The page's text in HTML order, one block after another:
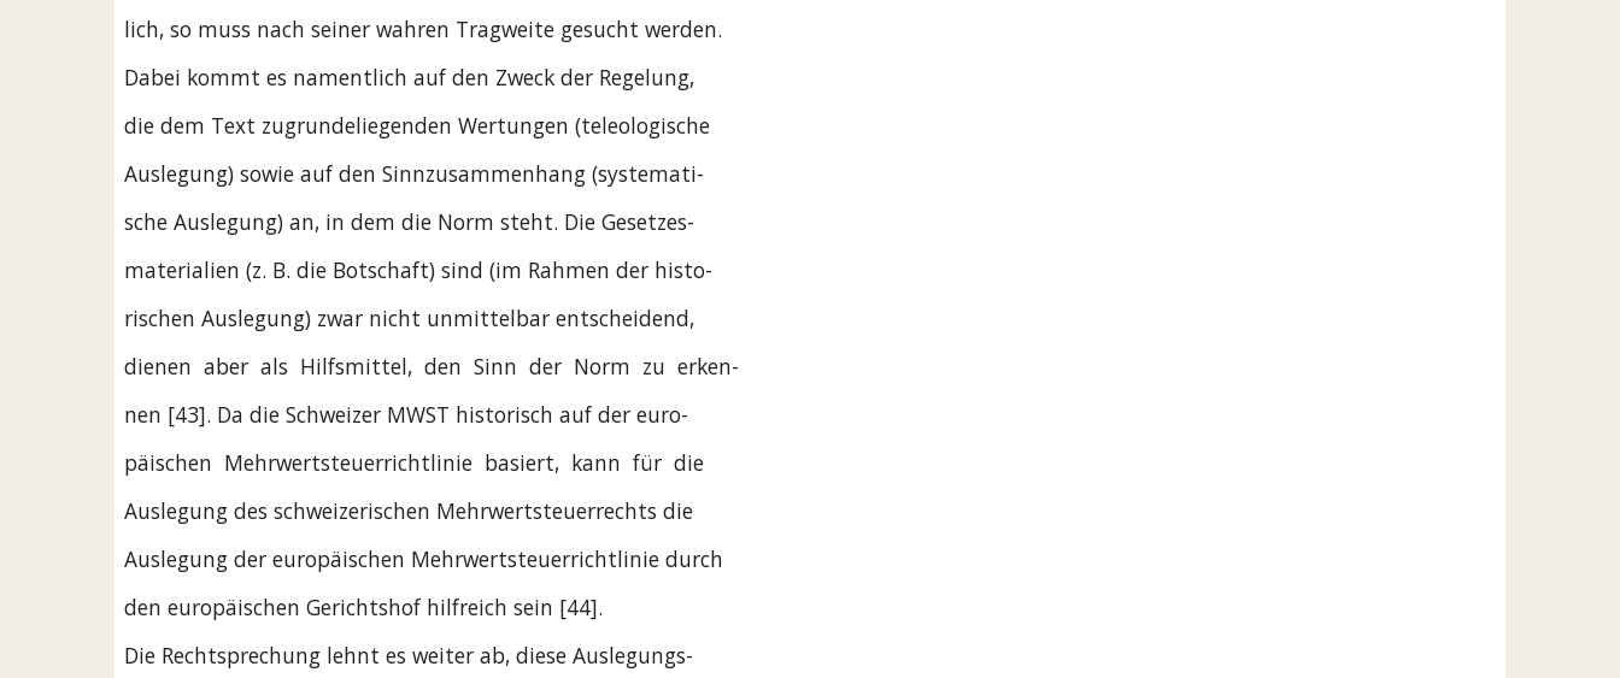
lich, so muss nach seiner wahren Tragweite gesucht werden.
Dabei kommt es namentlich auf den Zweck der Regelung,
die dem Text zugrundeliegenden Wertungen (teleologische
Auslegung) sowie auf den Sinnzusammenhang (systemati-
sche Auslegung) an, in dem die Norm steht. Die Gesetzes-
materialien (z. B. die Botschaft) sind (im Rahmen der histo-
rischen Auslegung) zwar nicht unmittelbar entscheidend,
dienen  aber  als  Hilfsmittel,  den  Sinn  der  Norm  zu  erken-
nen [43]. Da die Schweizer MWST historisch auf der euro-
päischen  Mehrwertsteuerrichtlinie  basiert,  kann  für  die
Auslegung des schweizerischen Mehrwertsteuerrechts die
Auslegung der europäischen Mehrwertsteuerrichtlinie durch
den europäischen Gerichtshof hilfreich sein [44].
Die Rechtsprechung lehnt es weiter ab, diese Auslegungs-